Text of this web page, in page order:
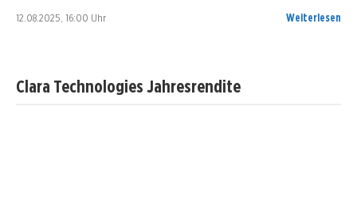
12.08.2025, 16:00 Uhr Weiterlesen
Clara Technologies Jahresrendite